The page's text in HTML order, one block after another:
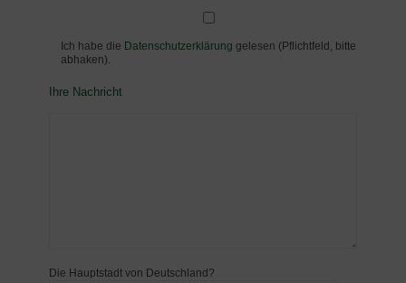
Ich habe die Datenschutzerklärung gelesen (Pflichtfeld, bitte
abhaken).
Ihre Nachricht
Die Hauptstadt von Deutschland?